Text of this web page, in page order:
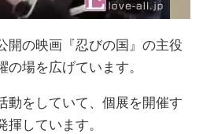
開の映画『忍びの国』の主役
場を広げています。
動をしていて、個展を開催す
揮しています。